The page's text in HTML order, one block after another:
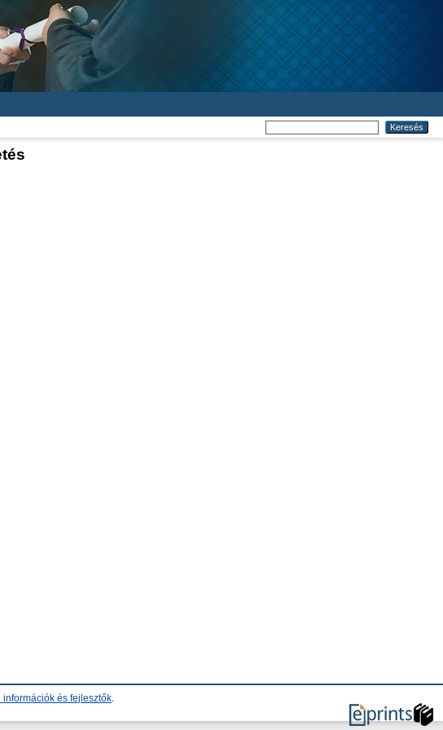
információk és fejlesztők